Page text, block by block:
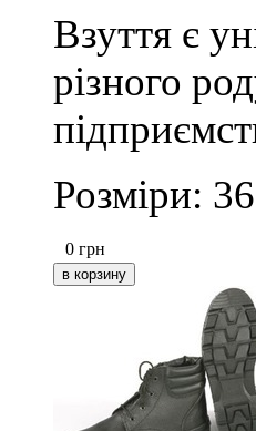
Взуття є
різного
Розміри:
0 грн